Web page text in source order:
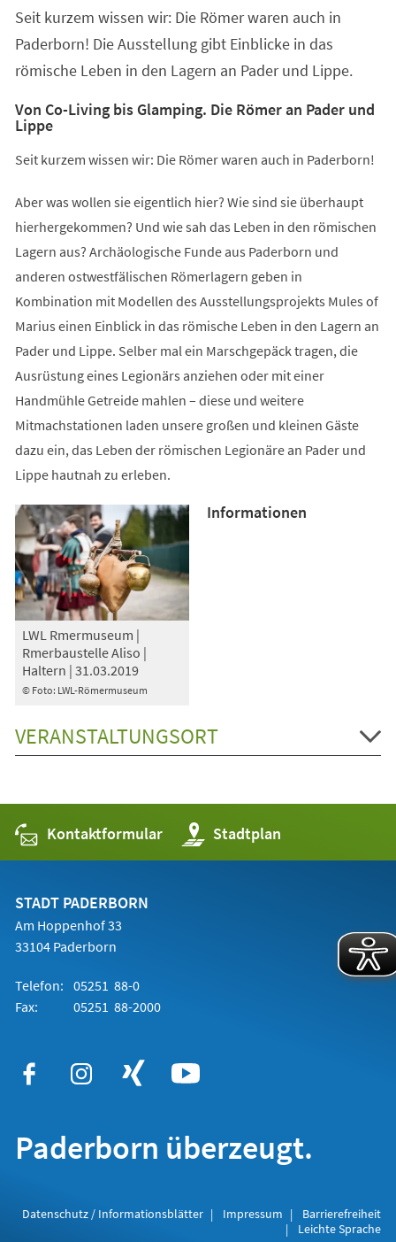
Seit kurzem wissen wir: Die Römer waren auch in
Paderborn! Die Ausstellung gibt Einblicke in das
römische Leben in den Lagern an Pader und Lippe.
Von Co-Living bis Glamping. Die Römer an Pader und
Lippe
Seit kurzem wissen wir: Die Römer waren auch in Paderborn!
Aber was wollen sie eigentlich hier? Wie sind sie überhaupt
hierhergekommen? Und wie sah das Leben in den römischen
Lagern aus? Archäologische Funde aus Paderborn und
anderen ostwestfälischen Römerlagern geben in
Kombination mit Modellen des Ausstellungsprojekts Mules of
Marius einen Einblick in das römische Leben in den Lagern an
Pader und Lippe. Selber mal ein Marschgepäck tragen, die
Ausrüstung eines Legionärs anziehen oder mit einer
Handmühle Getreide mahlen – diese und weitere
Mitmachstationen laden unsere großen und kleinen Gäste
dazu ein, das Leben der römischen Legionäre an Pader und
Lippe hautnah zu erleben.
© Foto: LWL-Römermuseum
LWL Rmermuseum |
Rmerbaustelle Aliso |
Haltern | 31.03.2019
Informationen
VERANSTALTUNGSORT
Kontaktformular Stadtplan
(Öffnet
in
einem
STADT PADERBORN
Am Hoppenhof 33
33104 Paderborn
Telefon: 05251 88-0
Fax:
05251 88-2000
Paderborn überzeugt.
Datenschutz / Informationsblätter Impressum
Barrierefreiheit
Leichte Sprache